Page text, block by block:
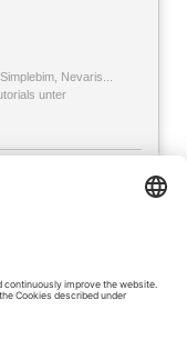
Nevaris...
unter